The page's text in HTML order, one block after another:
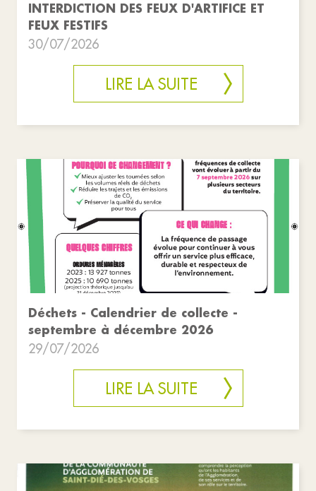
INTERDICTION DES FEUX D'ARTIFICE ET
FEUX FESTIFS
30/07/2026
LIRE LA SUITE
Déchets - Calendrier de collecte -
septembre à décembre 2026
29/07/2026
LIRE LA SUITE